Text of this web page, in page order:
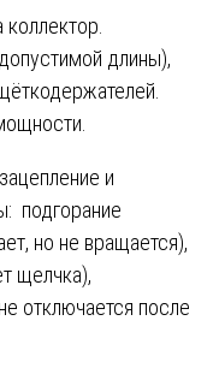
длины),
и
подгорание
но не вращается),
щелчка),
отключается после